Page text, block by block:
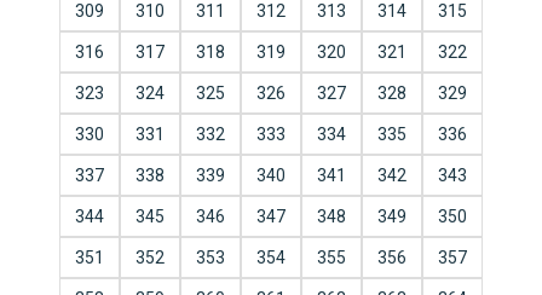
309 310 311 312 313 314 315
316 317 318 319 320 321 322
323 324 325 326 327 328 329
330 331 332 333 334 335 336
337 338 339 340 341 342 343
344 345 346 347 348 349 350
351 352 353 354 355 356 357